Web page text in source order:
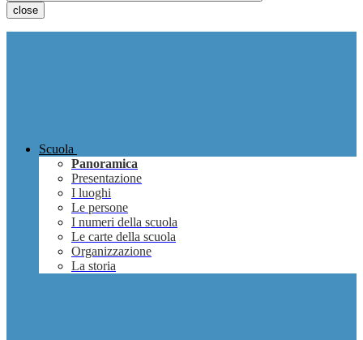
close
Scuola
Panoramica
Presentazione
I luoghi
Le persone
I numeri della scuola
Le carte della scuola
Organizzazione
La storia